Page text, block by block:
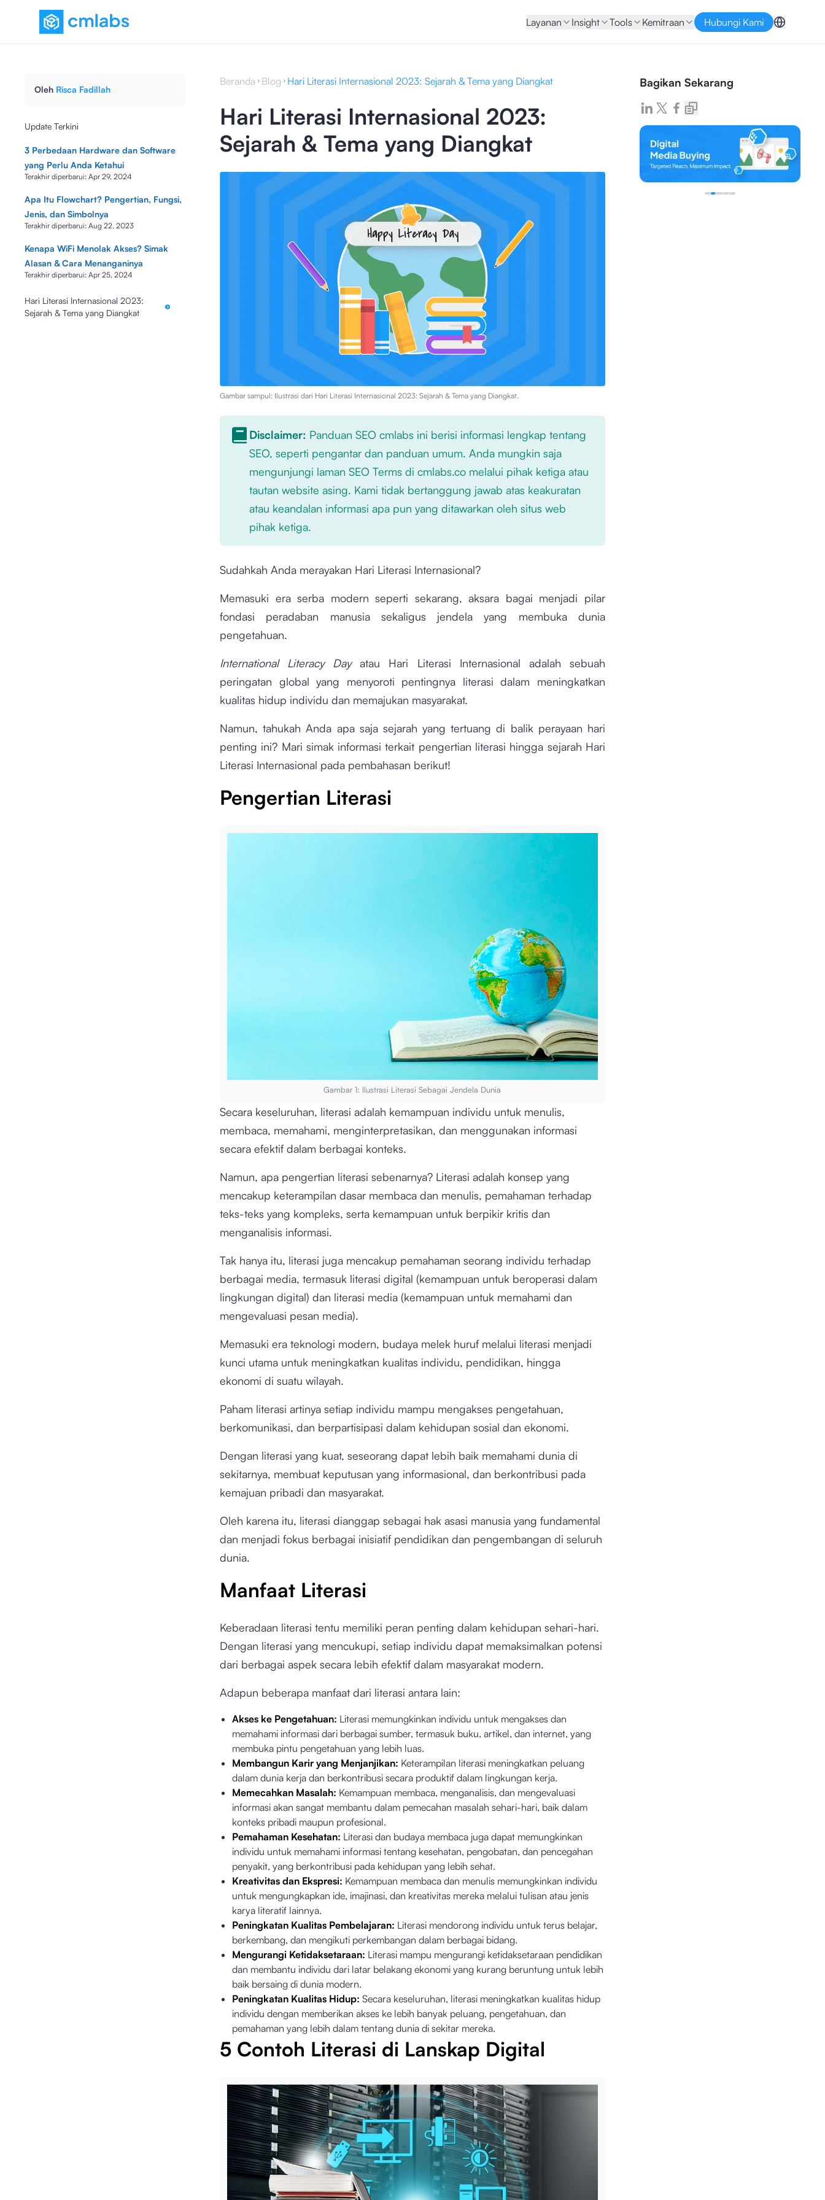
Layanan Insight Tools Kemitraan Hubungi Kami
Oleh Risca Fadillah
Update Terkini
3 Perbedaan Hardware dan Software
yang Perlu Anda Ketahui
Terakhir diperbarui: Apr 29, 2024
Apa Itu Flowchart? Pengertian, Fungsi,
Jenis, dan Simbolnya
Terakhir diperbarui: Aug 22, 2023
Kenapa WiFi Menolak Akses? Simak
Alasan & Cara Menanganinya
Terakhir diperbarui: Apr 25, 2024
Hari Literasi Internasional 2023:
Sejarah & Tema yang Diangkat
Beranda Blog Hari Literasi Internasional 2023: Sejarah & Tema yang Diangkat
Hari Literasi Internasional 2023:
Sejarah & Tema yang Diangkat
Gambar sampul: Ilustrasi dari Hari Literasi Internasional 2023: Sejarah & Tema yang Diangkat.
Disclaimer: Panduan SEO cmlabs ini berisi informasi lengkap tentang
SEO, seperti pengantar dan panduan umum. Anda mungkin saja
mengunjungi laman SEO Terms di cmlabs.co melalui pihak ketiga atau
tautan website asing. Kami tidak bertanggung jawab atas keakuratan
atau keandalan informasi apa pun yang ditawarkan oleh situs web
pihak ketiga.
Sudahkah Anda merayakan Hari Literasi Internasional?
Memasuki era serba modern seperti sekarang, aksara bagai menjadi pilar
fondasi peradaban manusia sekaligus jendela yang membuka dunia
pengetahuan.
International Literacy Dayatau Hari Literasi Internasional adalah sebuah
peringatan global yang menyoroti pentingnya literasi dalam meningkatkan
kualitas hidup individu dan memajukan masyarakat.
Namun, tahukah Anda apa saja sejarah yang tertuang di balik perayaan hari
penting ini? Mari simak informasi terkait pengertian literasi hingga sejarah Hari
Literasi Internasional pada pembahasan berikut!
Pengertian Literasi
Gambar 1: Ilustrasi Literasi Sebagai Jendela Dunia
Secara keseluruhan, literasi adalah kemampuan individu untuk menulis,
membaca, memahami, menginterpretasikan, dan menggunakan informasi
secara efektif dalam berbagai konteks.
Namun, apa pengertian literasi sebenarnya? Literasi adalah konsep yang
mencakup keterampilan dasar membaca dan menulis, pemahaman terhadap
teks-teks yang kompleks, serta kemampuan untuk berpikir kritis dan
menganalisis informasi.
Tak hanya itu, literasi juga mencakup pemahaman seorang individu terhadap
berbagai media, termasuk literasi digital (kemampuan untuk beroperasi dalam
lingkungan digital) dan literasi media (kemampuan untuk memahami dan
mengevaluasi pesan media).
Memasuki era teknologi modern, budaya melek huruf melalui literasi menjadi
kunci utama untuk meningkatkan kualitas individu, pendidikan, hingga
ekonomi di suatu wilayah.
Paham literasi artinya setiap individu mampu mengakses pengetahuan,
berkomunikasi, dan berpartisipasi dalam kehidupan sosial dan ekonomi.
Dengan literasi yang kuat, seseorang dapat lebih baik memahami dunia di
sekitarnya, membuat keputusan yang informasional, dan berkontribusi pada
kemajuan pribadi dan masyarakat.
Oleh karena itu, literasi dianggap sebagai hak asasi manusia yang fundamental
dan menjadi fokus berbagai inisiatif pendidikan dan pengembangan di seluruh
dunia.
Manfaat Literasi
Keberadaan literasi tentu memiliki peran penting dalam kehidupan sehari-hari.
Dengan literasi yang mencukupi, setiap individu dapat memaksimalkan potensi
dari berbagai aspek secara lebih efektif dalam masyarakat modern.
Adapun beberapa manfaat dari literasi antara lain:
Akses ke Pengetahuan: Literasi memungkinkan individu untuk mengakses dan
memahami informasi dari berbagai sumber, termasuk buku, artikel, dan internet, yang
membuka pintu pengetahuan yang lebih luas.
Membangun Karir yang Menjanjikan: Keterampilan literasi meningkatkan peluang
dalam dunia kerja dan berkontribusi secara produktif dalam lingkungan kerja.
Memecahkan Masalah: Kemampuan membaca, menganalisis, dan mengevaluasi
informasi akan sangat membantu dalam pemecahan masalah sehari-hari, baik dalam
konteks pribadi maupun profesional.
Pemahaman Kesehatan: Literasi dan budaya membaca juga dapat memungkinkan
individu untuk memahami informasi tentang kesehatan, pengobatan, dan pencegahan
penyakit, yang berkontribusi pada kehidupan yang lebih sehat.
Kreativitas dan Ekspresi: Kemampuan membaca dan menulis memungkinkan individu
untuk mengungkapkan ide, imajinasi, dan kreativitas mereka melalui tulisan atau jenis
karya literatif lainnya.
Peningkatan Kualitas Pembelajaran: Literasi mendorong individu untuk terus belajar,
berkembang, dan mengikuti perkembangan dalam berbagai bidang.
Mengurangi Ketidaksetaraan: Literasi mampu mengurangi ketidaksetaraan pendidikan
dan membantu individu dari latar belakang ekonomi yang kurang beruntung untuk lebih
baik bersaing di dunia modern.
Peningkatan Kualitas Hidup: Secara keseluruhan, literasi meningkatkan kualitas hidup
individu dengan memberikan akses ke lebih banyak peluang, pengetahuan, dan
pemahaman yang lebih dalam tentang dunia di sekitar mereka.
5 Contoh Literasi di Lanskap Digital
Bagikan Sekarang